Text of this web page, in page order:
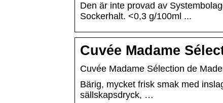
Den är inte provad av
Sockerhalt. <0,3 g/100ml ...
Cuvée Madame
Cuvée Madame Sélection de
Bärig, mycket frisk smak med
sällskapsdryck, …